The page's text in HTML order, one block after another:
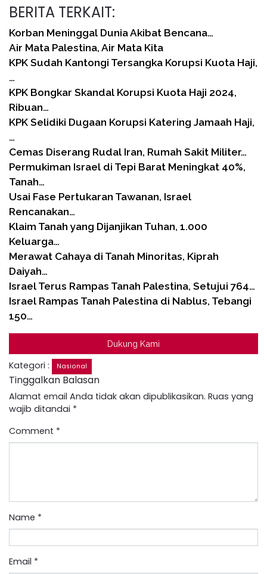
BERITA TERKAIT:
Korban Meninggal Dunia Akibat Bencana…
Air Mata Palestina, Air Mata Kita
KPK Sudah Kantongi Tersangka Korupsi Kuota Haji,
…
KPK Bongkar Skandal Korupsi Kuota Haji 2024,
Ribuan…
KPK Selidiki Dugaan Korupsi Katering Jamaah Haji,
…
Cemas Diserang Rudal Iran, Rumah Sakit Militer…
Permukiman Israel di Tepi Barat Meningkat 40%,
Tanah…
Usai Fase Pertukaran Tawanan, Israel
Rencanakan…
Klaim Tanah yang Dijanjikan Tuhan, 1.000
Keluarga…
Merawat Cahaya di Tanah Minoritas, Kiprah
Daiyah…
Israel Terus Rampas Tanah Palestina, Setujui 764…
Israel Rampas Tanah Palestina di Nablus, Tebangi
150…
Dukung Kami
Kategori : Nasional
Tinggalkan Balasan
Alamat email Anda tidak akan dipublikasikan. Ruas yang
wajib ditandai *
Comment *
Name *
Email *